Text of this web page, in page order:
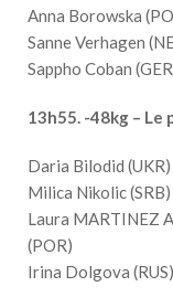
Anna Borowska
Sanne Verhagen
Sappho Coban
13h55. -48kg – Le
Daria Bilodid (UKR)
Milica Nikolic
Laura MARTINEZ
(POR)
Irina Dolgova